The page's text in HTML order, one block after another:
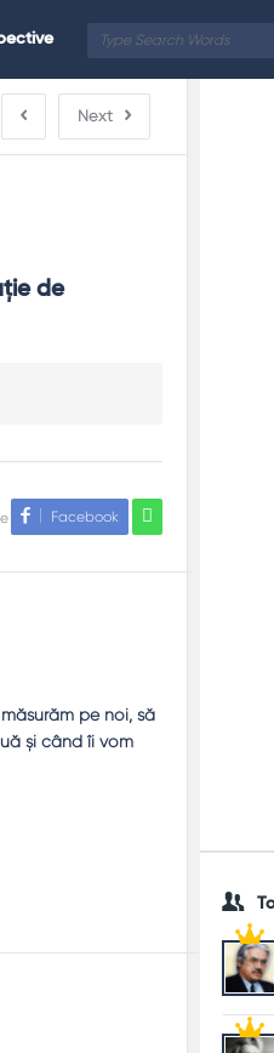
Next
de
Facebook
pe noi, să
şi când îi vom